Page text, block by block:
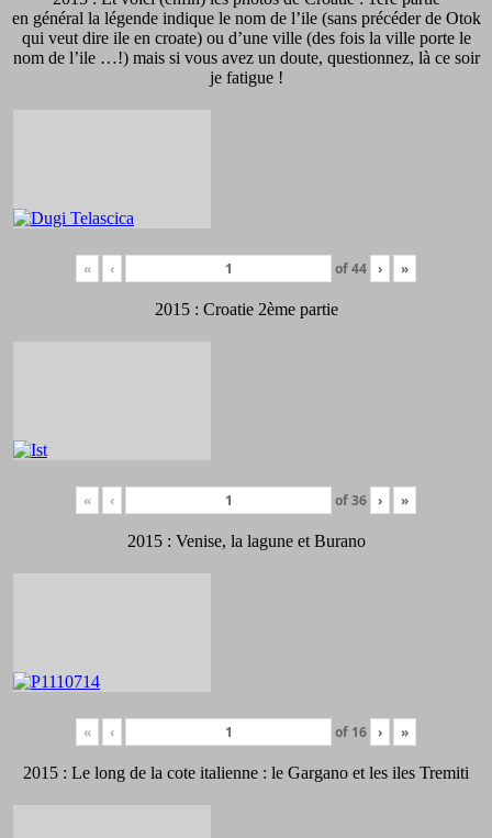
en général la légende indique le nom de l’ile (sans précéder de Otok
qui veut dire ile en croate) ou d’une ville (des fois la ville porte le
nom de l’ile …!) mais si vous avez un doute, questionnez, là ce soir
je fatigue !
« ‹ of44 › »
2015 : Croatie 2ème partie
« ‹ of36 › »
2015 : Venise, la lagune et Burano
« ‹ of 16 › »
2015 : Le long de la cote italienne : le Gargano et les iles Tremiti